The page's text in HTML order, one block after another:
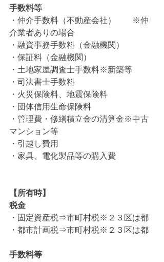
手数料等
・仲介手数料（不動産会社）　　※仲
介業者ありの場合
・融資事務手数料（金融機関）
・保証料（金融機関）
・土地家屋調査士手数料※新築等
・司法書士手数料
・火災保険料、地震保険料
・団体信用生命保険料
・管理費・修繕積立金の清算金※中古
マンション等
・引越し費用
・家具、電化製品等の購入費
【所有時】
税金
・固定資産税⇒市町村税※２３区は都
・都市計画税⇒市町村税※２３区は都
手数料等